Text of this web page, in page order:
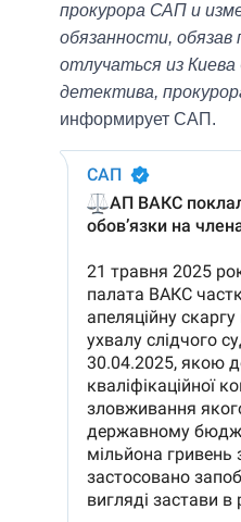
прокурора САП и
обязанности, обязав
отлучаться из Киева
детектива,
информирует САП.